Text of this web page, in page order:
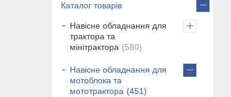
Каталог товарів
Навісне обладнання для
трактора та
мінітрактора
580
Навісне обладнання для
мотоблока та
мототрактора
451